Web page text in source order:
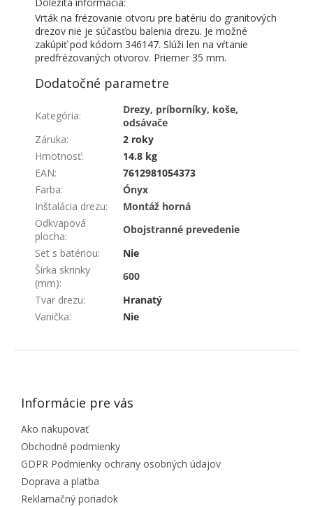
Vrták na frézovanie otvoru pre batériu do granitových
drezov nie je súčasťou balenia drezu. Je možné
zakúpiť pod kódom 346147. Slúži len na vŕtanie
predfrézovaných otvorov. Priemer 35 mm.
Dodatočné parametre
Kategória:
Drezy, príborníky, koše,
odsávače
Záruka:
2 roky
Hmotnosť:
14.8 kg
EAN:
7612981054373
Farba:
Ónyx
Inštalácia drezu:
Montáž horná
Odkvapová
plocha:
Obojstranné prevedenie
Set s batériou:
Nie
Šírka skrinky
(mm):
600
Tvar drezu:
Hranatý
Vanička: Nie
ZÁPÄTIE
Informácie pre vás
Ako nakupovať
Obchodné podmienky
GDPR Podmienky ochrany osobných údajov
Doprava a platba
Reklamačný poriadok